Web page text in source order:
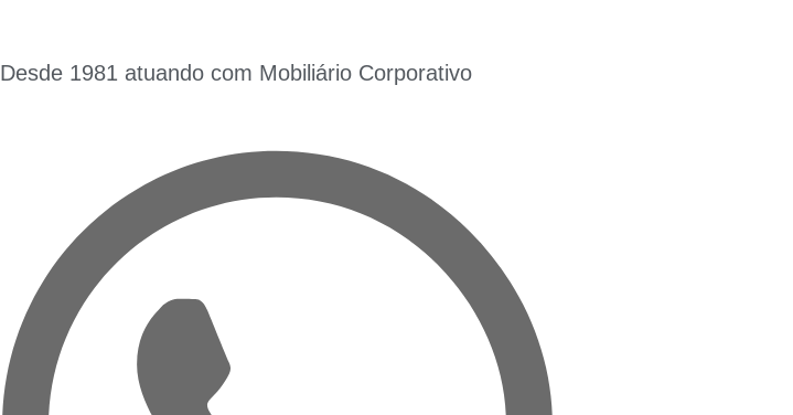
Desde 1981 atuando com Mobiliário Corporativo